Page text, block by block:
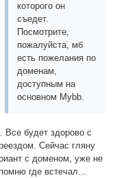
которого он
съедет.
Посмотрите,
пожалуйста, мб
есть пожелания по
доменам,
доступным на
основном Mybb.
Все будет здорово с
Сейчас гляну
с доменом, уже не
где встечал...